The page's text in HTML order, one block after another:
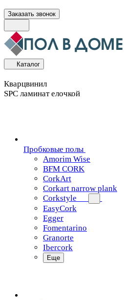
Заказать звонок
Каталог
Кварцвинил
SPC ламинат елочкой
Пробковые полы
Amorim Wise
BFM CORK
CorkArt
Corkart narrow plank
Corkstyle
EasyCork
Egger
Fomentarino
Granorte
Ibercork
Еще